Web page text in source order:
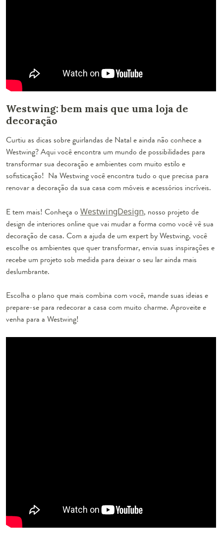
Westwing: bem mais que uma loja de
decoração
Curtiu as dicas sobre guirlandas de Natal e ainda não conhece a
Westwing? Aqui você encontra um mundo de possibilidades para
transformar sua decoração e ambientes com muito estilo e
sofisticação! Na Westwing você encontra tudo o que precisa para
renovar a decoração da sua casa com móveis e acessórios incríveis.
E tem mais! Conheça o WestwingDesign, nosso projeto de
design de interiores online que vai mudar a forma como você vê sua
decoração de casa. Com a ajuda de um expert by Westwing, você
escolhe os ambientes que quer transformar, envia suas inspirações e
recebe um projeto sob medida para deixar o seu lar ainda mais
deslumbrante.
Escolha o plano que mais combina com você, mande suas ideias e
prepare-se para redecorar a casa com muito charme. Aproveite e
venha para a Westwing!